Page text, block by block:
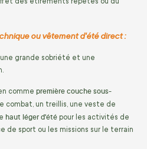
ou vêtement d'été direct :
grande sobriété et une
comme première couche sous-
combat, un treillis, une veste de
haut léger d'été pour les activités de
de sport ou les missions sur le terrain